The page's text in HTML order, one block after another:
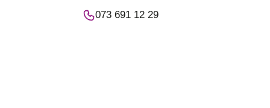
073 691 12 29